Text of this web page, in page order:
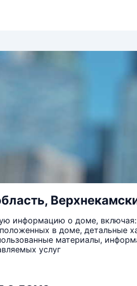
информацию о доме,
в доме, детальные
материалы,
услуг